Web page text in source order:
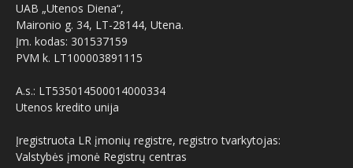
UAB „Utenos Diena“,
Maironio g. 34, LT-28144, Utena.
Įm. kodas: 301537159
PVM k. LT100003891115
A.s.: LT535014500014000334
Utenos kredito unija
Įregistruota LR įmonių registre, registro tvarkytojas:
Valstybės įmonė Registrų centras